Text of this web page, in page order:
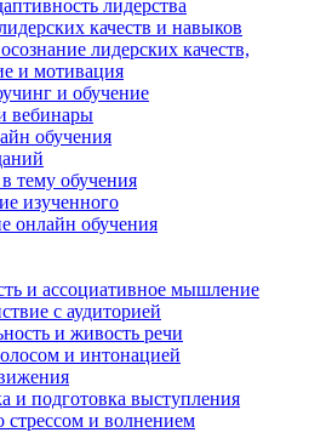
лидерства
качеств и навыков
лидерских качеств,
и мотивация
и обучение
вебинары
обучения
тему обучения
изученного
онлайн обучения
и ассоциативное мышление
с аудиторией
и живость речи
и интонацией
и подготовка выступления
стрессом и волнением